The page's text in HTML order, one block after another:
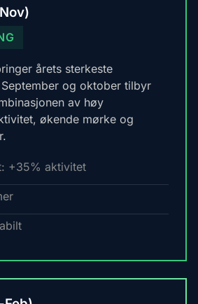
årets sterkeste
og oktober tilbyr
av høy
økende mørke og
+35% aktivitet